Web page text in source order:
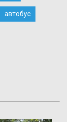
автобус